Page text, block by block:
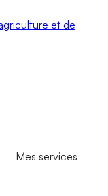
et de
Mes services